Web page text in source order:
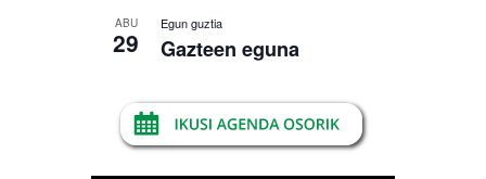
ABU
29
Egun guztia
Gazteen eguna